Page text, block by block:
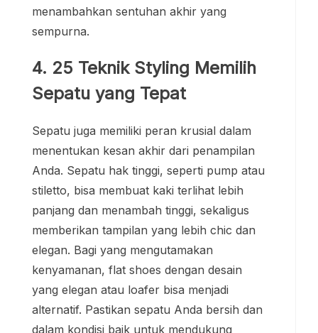
menambahkan sentuhan akhir yang
sempurna.
4. 25 Teknik Styling Memilih
Sepatu yang Tepat
Sepatu juga memiliki peran krusial dalam
menentukan kesan akhir dari penampilan
Anda. Sepatu hak tinggi, seperti pump atau
stiletto, bisa membuat kaki terlihat lebih
panjang dan menambah tinggi, sekaligus
memberikan tampilan yang lebih chic dan
elegan. Bagi yang mengutamakan
kenyamanan, flat shoes dengan desain
yang elegan atau loafer bisa menjadi
alternatif. Pastikan sepatu Anda bersih dan
dalam kondisi baik untuk mendukung